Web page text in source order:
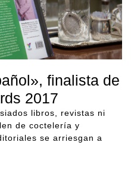
finalista de
2017
libros, revistas ni
de coctelería y
se arriesgan a